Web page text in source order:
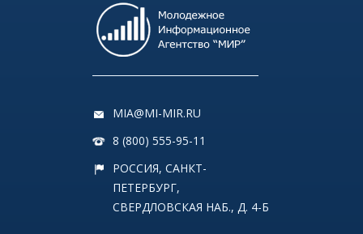
MIA@MI-MIR.RU
8 (800) 555-95-11
РОССИЯ, САНКТ-
ПЕТЕРБУРГ,
СВЕРДЛОВСКАЯ НАБ., Д. 4-Б